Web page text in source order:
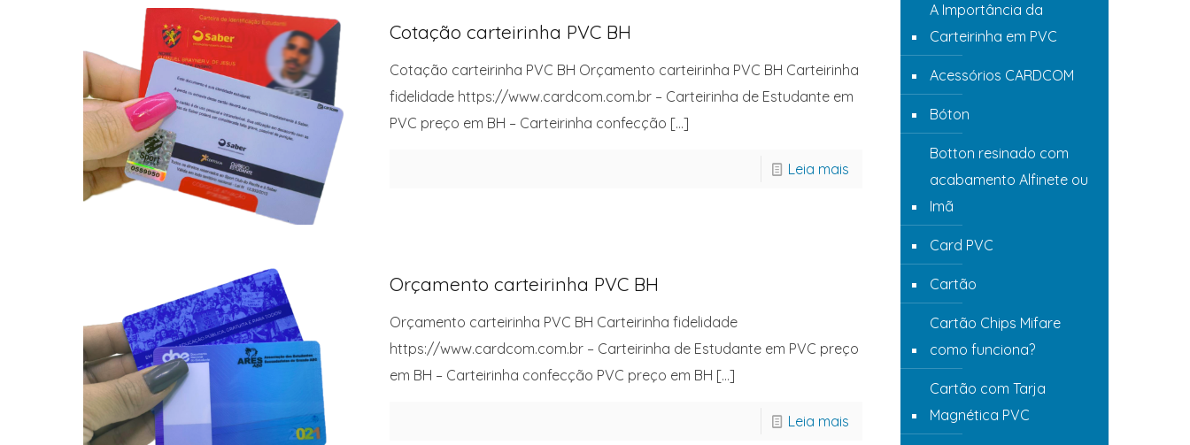
Cotação carteirinha PVC BH
Cotação carteirinha PVC BH Orçamento carteirinha PVC BH Carteirinha
fidelidade https://www.cardcom.com.br – Carteirinha de Estudante em
PVC preço em BH – Carteirinha confecção […]
Leia mais
Orçamento carteirinha PVC BH
Orçamento carteirinha PVC BH Carteirinha fidelidade
https://www.cardcom.com.br – Carteirinha de Estudante em PVC preço
em BH – Carteirinha confecção PVC preço em BH […]
Leia mais
A Importância da
Carteirinha em PVC
Acessórios CARDCOM
Bóton
Botton resinado com
acabamento Alfinete ou
Imã
Card PVC
Cartão
Cartão Chips Mifare
como funciona?
Cartão com Tarja
Magnética PVC